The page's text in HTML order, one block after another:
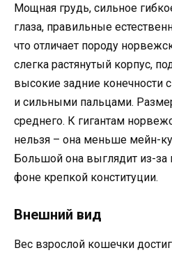
Мощная грудь, сильное
глаза, правильные
что отличает породу
слегка растянутый корпус,
высокие задние конечности
и сильными пальцами.
среднего. К гигантам
нельзя – она меньше мейн-
Большой она выглядит из-за
фоне крепкой конституции.
Внешний вид
Вес взрослой кошечки